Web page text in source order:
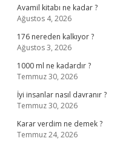
Avamil kitabı ne kadar ?
Ağustos 4, 2026
176 nereden kalkıyor ?
Ağustos 3, 2026
1000 ml ne kadardır ?
Temmuz 30, 2026
İyi insanlar nasıl davranır ?
Temmuz 30, 2026
Karar verdim ne demek ?
Temmuz 24, 2026